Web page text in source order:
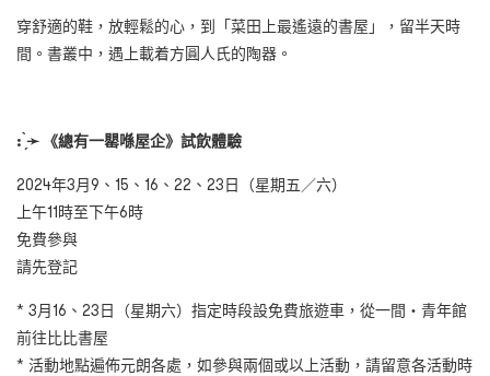
穿舒適的鞋，放輕鬆的心，到「菜田上最遙遠的書屋」，留半天時
間。書叢中，遇上載着方圓人氏的陶器。
: ̗̀➛ 《總有一罌喺屋企》試飲體驗
2024年3月9、15、16、22、23日（星期五／六）
上午11時至下午6時
免費參與
請先登記
* 3月16、23日（星期六）指定時段設免費旅遊車，從一間・青年館
前往比比書屋
* 活動地點遍佈元朗各處，如參與兩個或以上活動，請留意各活動時